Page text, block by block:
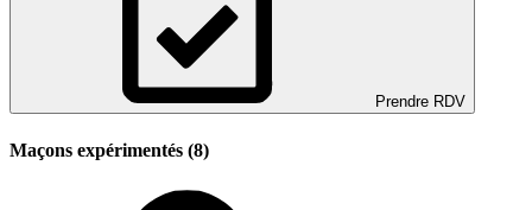
Prendre RDV
Maçons expérimentés (8)